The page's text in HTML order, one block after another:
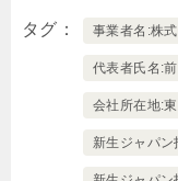
タグ 事業者名:株
代表者氏名:
会社所在地:
新生ジャパン